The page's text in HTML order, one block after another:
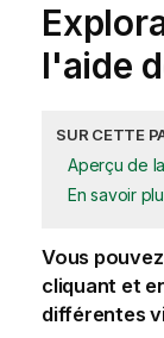
l'aide
SUR CETTE
Aperçu de
En savoir
Vous
cliquant et
différentes